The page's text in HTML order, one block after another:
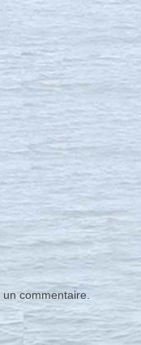
commentaire.